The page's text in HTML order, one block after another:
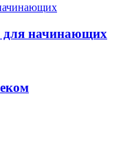
для начинающих